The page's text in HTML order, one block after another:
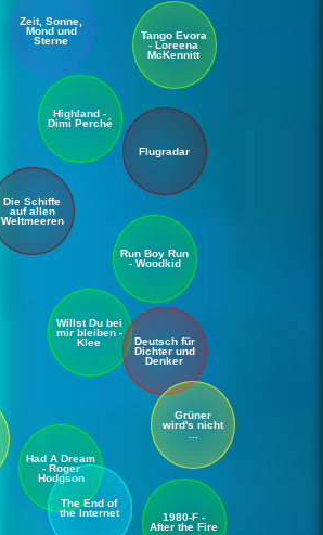
Zeit, Sonne,
Mond und
Sterne
Tango Evora
- Loreena
McKennitt
Highland -
Dimi Perché
Flugradar
Die Schiffe
auf allen
Weltmeeren
Run Boy Run
- Woodkid
Willst Du bei
mir bleiben -
Klee
Deutsch für
Dichter und
Denker
Had A Dream
- Roger
Hodgson
Grüner
wird's nicht
...
The End of
the Internet
1980-F -
After the Fire